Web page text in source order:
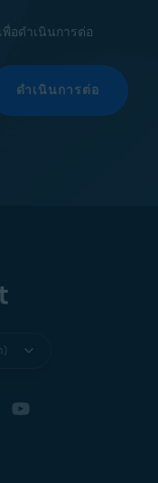
อดำเนินการต่อ
ดำเนินการต่อ